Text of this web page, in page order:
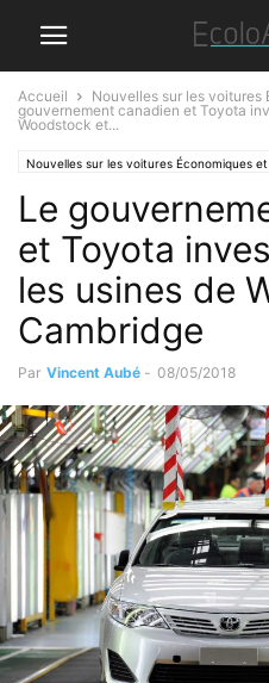
Accueil Nouvelles sur les voitures
gouvernement canadien et Toyota
Woodstock et...
Nouvelles sur les voitures Économiques
Le
et Toyota
les usines de
Cambridge
Par Vincent Aubé - 08/05/2018